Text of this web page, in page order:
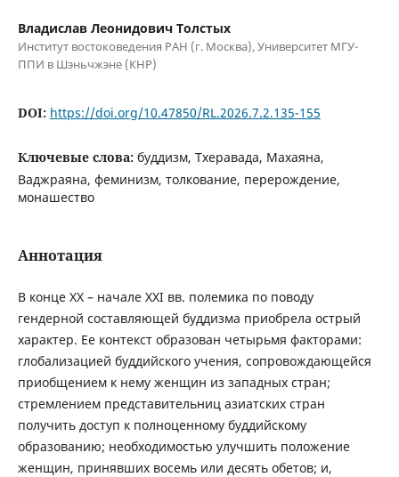
Владислав Леонидович Толстых
Институт востоковедения РАН (г. Москва), Университет МГУ-
ППИ в Шэньчжэне (КНР)
DOI: https://doi.org/10.47850/RL.2026.7.2.135-155
Ключевые слова: буддизм, Тхеравада, Махаяна,
Ваджраяна, феминизм, толкование, перерождение,
монашество
Аннотация
В конце XX – начале XXI вв. полемика по поводу
гендерной составляющей буддизма приобрела острый
характер. Ее контекст образован четырьмя факторами:
глобализацией буддийского учения, сопровождающейся
приобщением к нему женщин из западных стран;
стремлением представительниц азиатских стран
получить доступ к полноценному буддийскому
образованию; необходимостью улучшить положение
женщин, принявших восемь или десять обетов; и,